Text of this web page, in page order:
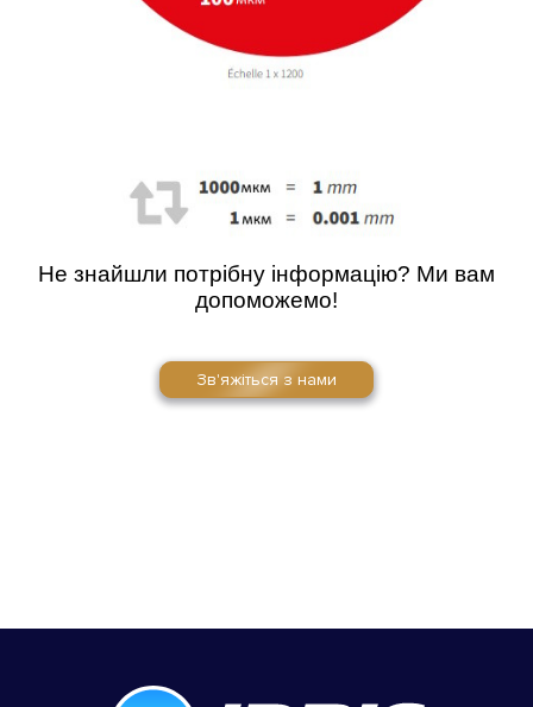
Не знайшли потрібну інформацію? Ми вам
допоможемо!
Зв'яжіться з нами